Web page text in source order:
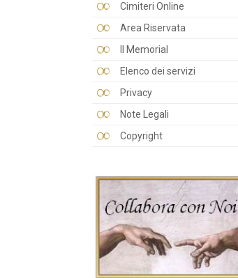
Cimiteri Online
Area Riservata
Il Memorial
Elenco dei servizi
Privacy
Note Legali
Copyright